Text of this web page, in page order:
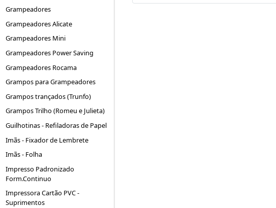
Grampeadores
Grampeadores Alicate
Grampeadores Mini
Grampeadores Power Saving
Grampeadores Rocama
Grampos para Grampeadores
Grampos trançados (Trunfo)
Grampos Trilho (Romeu e Julieta)
Guilhotinas - Refiladoras de Papel
Imãs - Fixador de Lembrete
Imãs - Folha
Impresso Padronizado
Form.Continuo
Impressora Cartão PVC -
Suprimentos